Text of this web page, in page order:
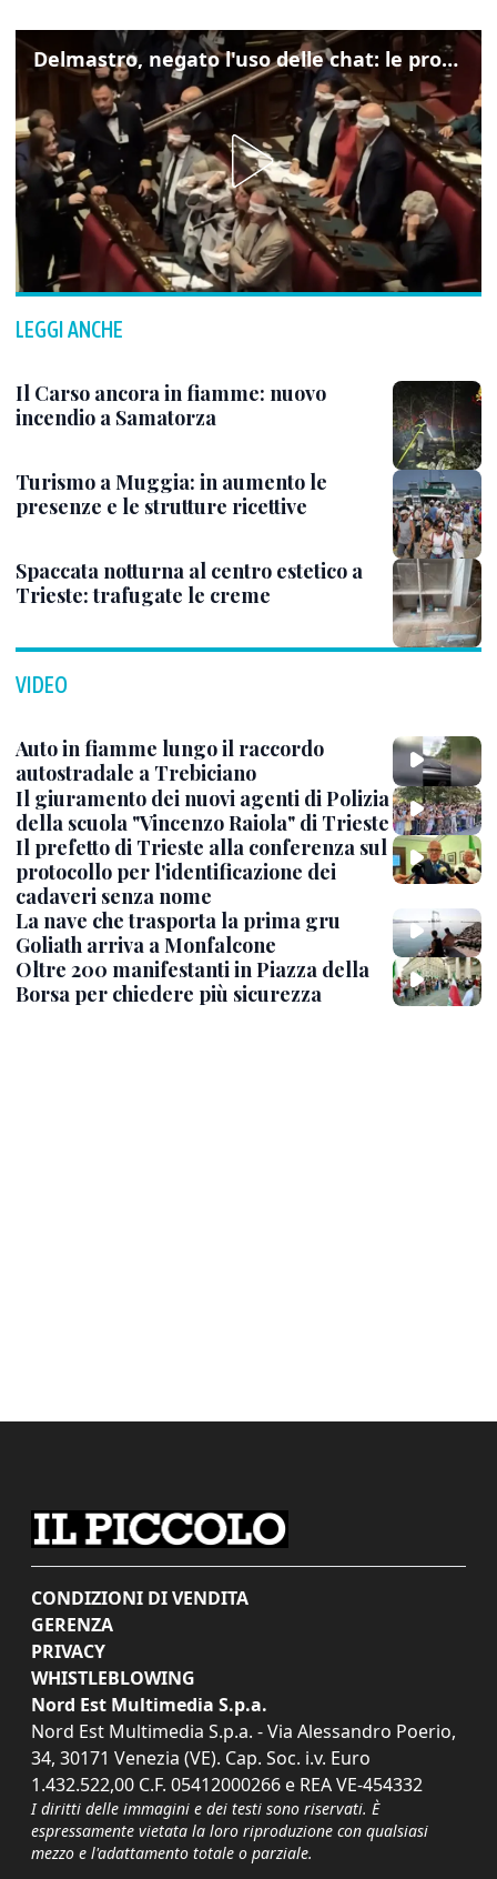
Delmastro, negato l'uso delle chat: le proteste di Avs e M5s
LEGGI ANCHE
Il Carso ancora in fiamme: nuovo
incendio a Samatorza
Turismo a Muggia: in aumento le
presenze e le strutture ricettive
Spaccata notturna al centro estetico a
Trieste: trafugate le creme
VIDEO
Auto in fiamme lungo il raccordo
autostradale a Trebiciano
Il giuramento dei nuovi agenti di Polizia
della scuola "Vincenzo Raiola" di Trieste
Il prefetto di Trieste alla conferenza sul
protocollo per l'identificazione dei
cadaveri senza nome
La nave che trasporta la prima gru
Goliath arriva a Monfalcone
Oltre 200 manifestanti in Piazza della
Borsa per chiedere più sicurezza
CONDIZIONI DI VENDITA
GERENZA
PRIVACY
WHISTLEBLOWING
Nord Est Multimedia S.p.a.
Nord Est Multimedia S.p.a. - Via Alessandro Poerio,
34, 30171 Venezia (VE). Cap. Soc. i.v. Euro
1.432.522,00 C.F. 05412000266 e REA VE-454332
I diritti delle immagini e dei testi sono riservati. È
espressamente vietata la loro riproduzione con qualsiasi
mezzo e l'adattamento totale o parziale.